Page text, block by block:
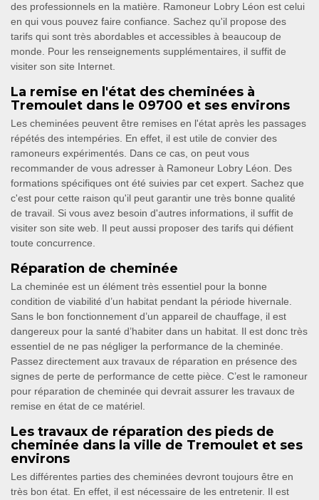
des professionnels en la matière. Ramoneur Lobry Léon est celui
en qui vous pouvez faire confiance. Sachez qu'il propose des
tarifs qui sont très abordables et accessibles à beaucoup de
monde. Pour les renseignements supplémentaires, il suffit de
visiter son site Internet.
La remise en l'état des cheminées à
Tremoulet dans le 09700 et ses environs
Les cheminées peuvent être remises en l'état après les passages
répétés des intempéries. En effet, il est utile de convier des
ramoneurs expérimentés. Dans ce cas, on peut vous
recommander de vous adresser à Ramoneur Lobry Léon. Des
formations spécifiques ont été suivies par cet expert. Sachez que
c'est pour cette raison qu'il peut garantir une très bonne qualité
de travail. Si vous avez besoin d'autres informations, il suffit de
visiter son site web. Il peut aussi proposer des tarifs qui défient
toute concurrence.
Réparation de cheminée
La cheminée est un élément très essentiel pour la bonne
condition de viabilité d’un habitat pendant la période hivernale.
Sans le bon fonctionnement d’un appareil de chauffage, il est
dangereux pour la santé d’habiter dans un habitat. Il est donc très
essentiel de ne pas négliger la performance de la cheminée.
Passez directement aux travaux de réparation en présence des
signes de perte de performance de cette pièce. C’est le ramoneur
pour réparation de cheminée qui devrait assurer les travaux de
remise en état de ce matériel.
Les travaux de réparation des pieds de
cheminée dans la ville de Tremoulet et ses
environs
Les différentes parties des cheminées devront toujours être en
très bon état. En effet, il est nécessaire de les entretenir. Il est